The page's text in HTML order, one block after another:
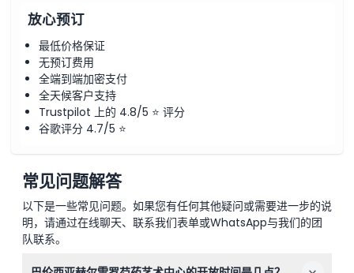
放心预订
最低价格保证
无预订费用
全端到端加密支付
全天候客户支持
Trustpilot 上的 4.8/5 ⭐ 评分
谷歌评分 4.7/5 ⭐
常见问题解答
以下是一些常见问题。如果您有任何其他疑问或需要进一步的说
明，请通过在线聊天、联系我们表单或WhatsApp与我们的团
队联系。